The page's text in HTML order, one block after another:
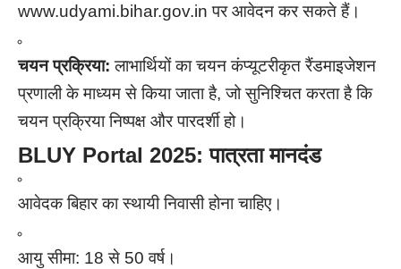
www.udyami.bihar.gov.in पर आवेदन कर सकते हैं।
चयन प्रक्रिया: लाभार्थियों का चयन कंप्यूटरीकृत रैंडमाइजेशन
प्रणाली के माध्यम से किया जाता है, जो सुनिश्चित करता है कि
चयन प्रक्रिया निष्पक्ष और पारदर्शी हो।
BLUY Portal 2025: पात्रता मानदंड
आवेदक बिहार का स्थायी निवासी होना चाहिए।
आयु सीमा: 18 से 50 वर्ष।